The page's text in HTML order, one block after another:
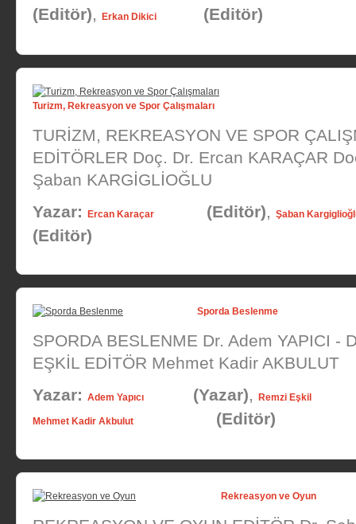
(Editör), Erkan Dikici (Editör)
Turizm, Rekreasyon ve Spor Çalışmaları
TURİZM, REKREASYON VE SPOR
EDİTÖRLER Doç. Dr. Ercan KARAÇAR
Şaban KARGİGLİOĞLU
Yazar:
Ercan Karaçar (Editör), Şaban
(Editör)
Sporda Beslenme
SPORDA BESLENME Dr. Adem YAPICI -
EŞKİL EDİTÖR Mehmet Kadir AKBULUT
Yazar: Adem Yapıcı (Yazar), Remzi Eşkil
Mehmet Kadir Akbulut (Editör)
Rekreasyon ve Oyun